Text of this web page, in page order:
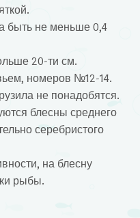
быть не меньше 0,4
20-ти см.
номеров №12-14.
не понадобятся.
блесны среднего
серебристого
на блесну
рыбы.